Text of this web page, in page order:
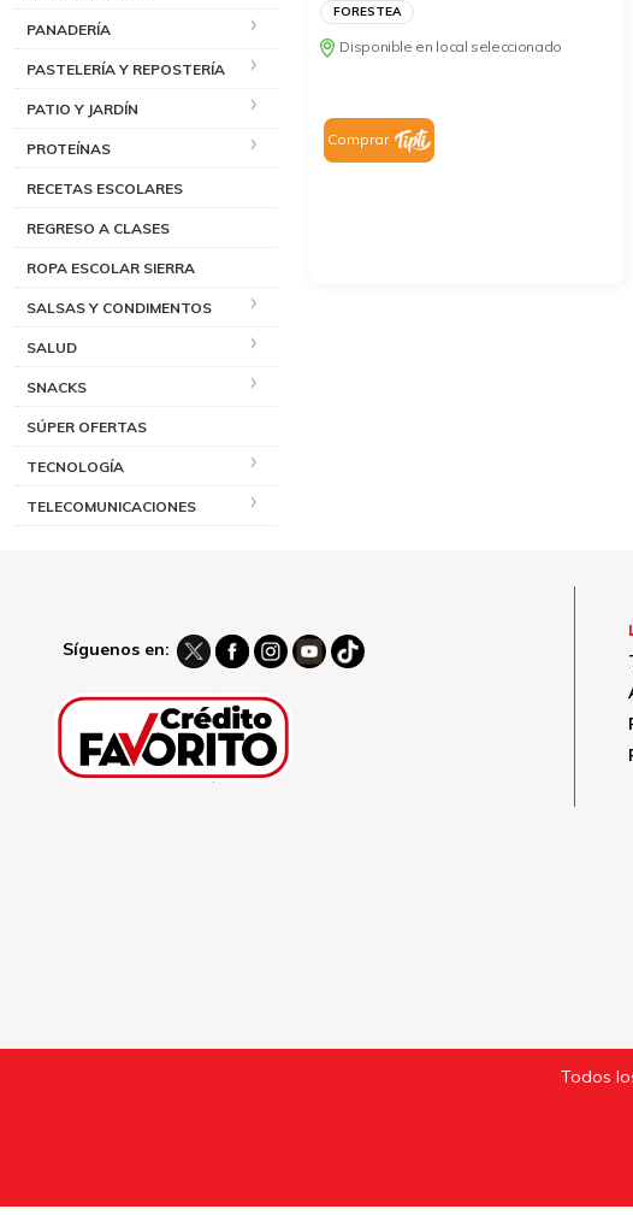
PANADERÍA
PASTELERÍA Y REPOSTERÍA
PATIO Y JARDÍN
PROTEÍNAS
RECETAS ESCOLARES
REGRESO A CLASES
ROPA ESCOLAR SIERRA
SALSAS Y CONDIMENTOS
SALUD
SNACKS
SÚPER OFERTAS
TECNOLOGÍA
TELECOMUNICACIONES
FORESTEA
Disponible en local seleccionado
Comprar
Síguenos en:
Todos